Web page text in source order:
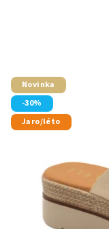
Novinka
-30%
Jaro/léto